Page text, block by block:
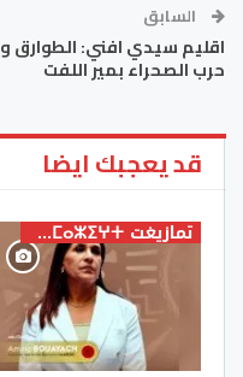
السابق
اقليم سيدي افني: الطوارق و
حرب الصحراء بمير اللفت
قد يعجبك ايضا
تمازيغت ⵜⴰⵎⴰⵣⵉⵖⵜ